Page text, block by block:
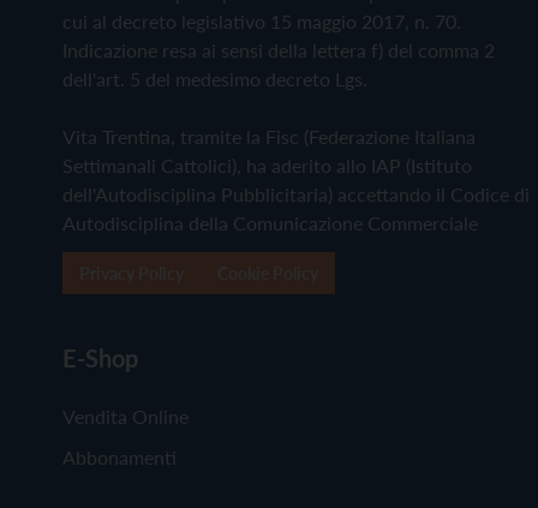
cui al decreto legislativo 15 maggio 2017, n. 70.
Indicazione resa ai sensi della lettera f) del comma 2
dell'art. 5 del medesimo decreto Lgs.
Vita Trentina, tramite la Fisc (Federazione Italiana
Settimanali Cattolici), ha aderito allo IAP (Istituto
dell'Autodisciplina Pubblicitaria) accettando il Codice di
Autodisciplina della Comunicazione Commerciale
E-Shop
Vendita Online
Abbonamenti